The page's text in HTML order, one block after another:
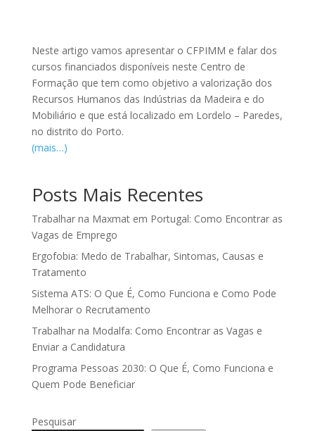
Neste artigo vamos apresentar o CFPIMM e falar dos
cursos financiados disponíveis neste Centro de
Formação que tem como objetivo a valorização dos
Recursos Humanos das Indústrias da Madeira e do
Mobiliário e que está localizado em Lordelo – Paredes,
no distrito do Porto.
(mais…)
Posts Mais Recentes
Trabalhar na Maxmat em Portugal: Como Encontrar as
Vagas de Emprego
Ergofobia: Medo de Trabalhar, Sintomas, Causas e
Tratamento
Sistema ATS: O Que É, Como Funciona e Como Pode
Melhorar o Recrutamento
Trabalhar na Modalfa: Como Encontrar as Vagas e
Enviar a Candidatura
Programa Pessoas 2030: O Que É, Como Funciona e
Quem Pode Beneficiar
Pesquisar